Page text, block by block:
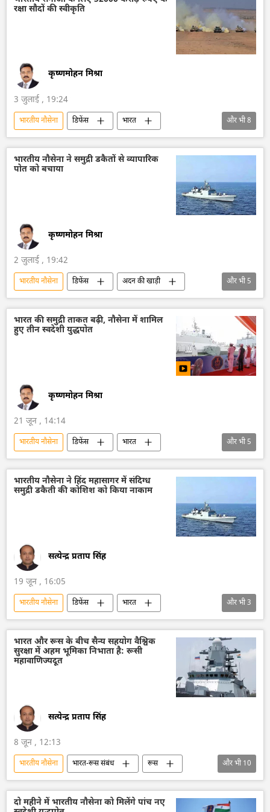
ब्रह्मोस
सुखोई-30MKI
रक्षा सौदों की स्वीकृति
कृष्णमोहन मिश्रा
3 जुलाई , 19:24
भारतीय नौसेना डिफेंस
भारत
रक्षा मंत्रालय (MoD)
भारत के रक्षा मंत्री
भारतीय सेना
भारतीय वायुसेना
दिल्ली
और भी8
भारतीय नौसेना ने समुद्री डकैतों से व्यापारिक
पोत को बचाया
कृष्णमोहन मिश्रा
2 जुलाई , 19:42
भारतीय नौसेना डिफेंस
अदन की खाड़ी
अरब सागर
समुद्री लुटेरे
भारत
रूस
ब्रह्मोस
और भी5
भारत की समुद्री ताकत बढ़ी, नौसेना में शामिल
हुए तीन स्वदेशी युद्धपोत
कृष्णमोहन मिश्रा
21 जून , 14:14
भारतीय नौसेना डिफेंस
भारत
आत्मनिर्भर भारत
कोलकाता
अरब सागर
बंगाल की खाड़ी
नरेन्द्र मोदी
और भी5
भारतीय नौसेना ने हिंद महासागर में संदिग्ध
समुद्री डकैती की कोशिश को किया नाकाम
सत्येन्द्र प्रताप सिंह
19 जून , 16:05
भारतीय नौसेना डिफेंस
भारत
हिन्द महासागर
समुद्री लुटेरे जहाजी बेड़ा
और भी3
भारत और रूस के बीच सैन्य सहयोग वैश्विक
सुरक्षा में अहम भूमिका निभाता है: रूसी
महावाणिज्यदूत
सत्येन्द्र प्रताप सिंह
8 जून , 12:13
भारतीय नौसेना भारत-रूस संबंध
रूस
भारत
रूसी सैन्य तकनीक
सैन्य तकनीक
सैन्य तकनीकी सहयोग
सैन्य प्रौद्योगिकी
और भी10
दो महीने में भारतीय नौसेना को मिलेंगे पांच नए